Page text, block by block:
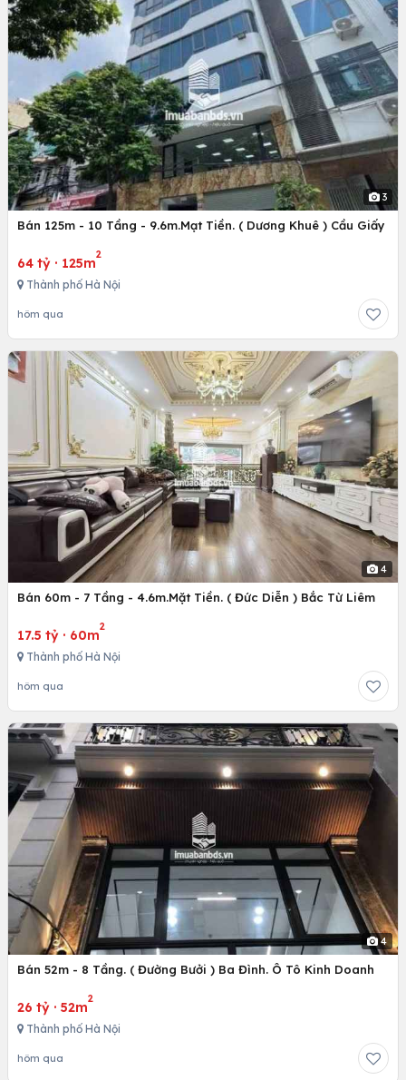
3
Bán 125m - 10 Tầng - 9.6m.Mạt Tiền. ( Dương Khuê ) Cầu Giấy
64 tỷ · 125m
2
Thành phố Hà Nội
hôm qua
4
Bán 60m - 7 Tầng - 4.6m.Mặt Tiền. ( Đức Diễn ) Bắc Từ Liêm
17.5 tỷ · 60m
2
Thành phố Hà Nội
hôm qua
4
Bán 52m - 8 Tầng. ( Đường Bưởi ) Ba Đình. Ô Tô Kinh Doanh
26 tỷ · 52m
2
Thành phố Hà Nội
hôm qua